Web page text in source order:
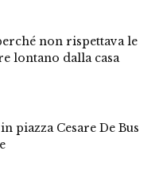
non rispettava le
lontano dalla casa
piazza Cesare De Bus